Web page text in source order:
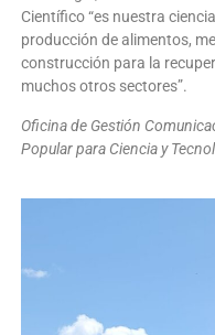
Científico “es nuestra
producción de alimentos,
construcción para la
muchos otros sectores”.
Oficina de Gestión
Popular para Ciencia y